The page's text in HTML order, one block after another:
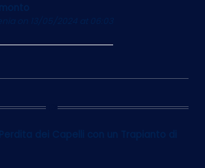
on 13/05/2024 at 06:03
12
dei Capelli con un Trapianto di